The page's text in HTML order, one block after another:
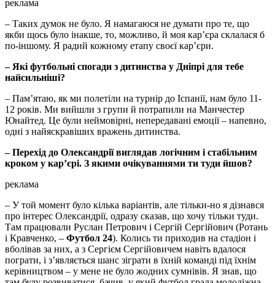
реклама
– Таких думок не було. Я намагаюся не думати про те, що
якби щось було інакше, то, можливо, й моя кар’єра склалася б
по-іншому. Я радий кожному етапу своєї кар’єри.
– Які футбольні спогади з дитинства у Дніпрі для тебе
найсильніші?
– Пам’ятаю, як ми полетіли на турнір до Іспанії, нам було 11-
12 років. Ми вийшли з групи й потрапили на Манчестер
Юнайтед. Це були неймовірні, непередавані емоції – напевно,
одні з найяскравіших вражень дитинства.
– Перехід до Олександрії виглядав логічним і стабільним
кроком у кар’єрі. З якими очікуваннями ти туди йшов?
реклама
– У той момент було кілька варіантів, але тільки-но я дізнався
про інтерес Олександрії, одразу сказав, що хочу тільки туди.
Там працювали Руслан Петрович і Сергій Сергійович (Ротань
і Кравченко, – Футбол 24). Колись ти приходив на стадіон і
вболівав за них, а з Сергієм Сергійовичем навіть вдалося
пограти, і з’являється шанс зіграти в їхній команді під їхнім
керівництвом – у мене не було жодних сумнівів. Я знав, що